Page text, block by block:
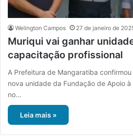
Welington Campos 27 de janeiro de
Muriqui vai ganhar
capacitação profissional
A Prefeitura de Mangaratiba
nova unidade da Fundação de Apoio
no…
Leia mais »